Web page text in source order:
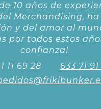
10 años de
Merchandising,
y del amor al
por todos estos
confianza!
11 69 28
633 71